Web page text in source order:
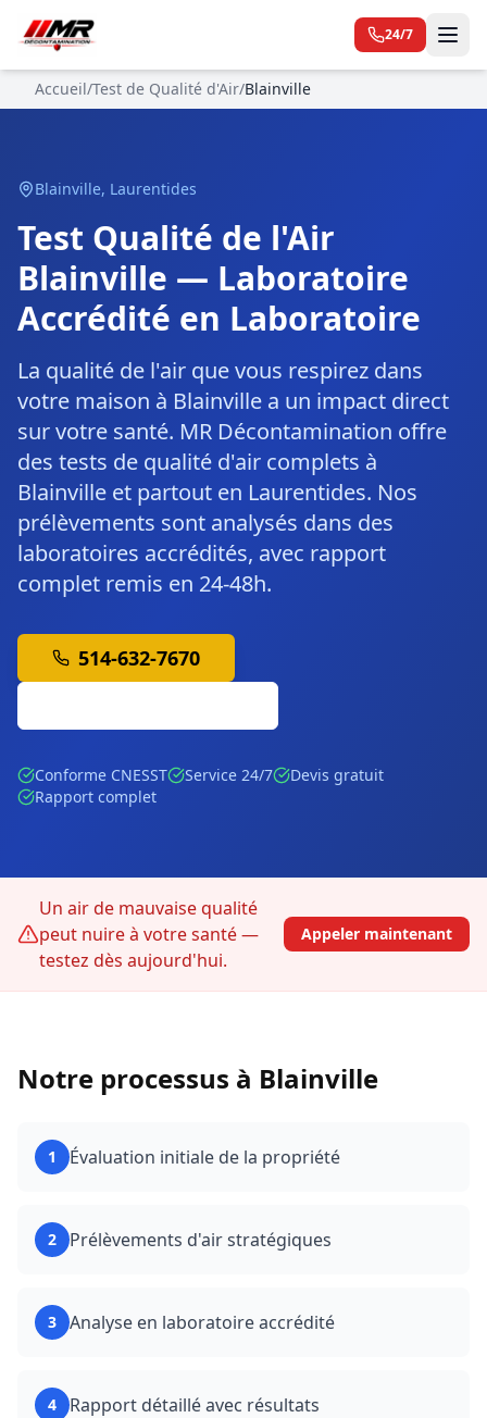
24/7
Accueil/Test de Qualité d'Air/Blainville
Blainville, Laurentides
Test Qualité de l'Air
Blainville — Laboratoire
Accrédité en Laboratoire
La qualité de l'air que vous respirez dans
votre maison à Blainville a un impact direct
sur votre santé. MR Décontamination offre
des tests de qualité d'air complets à
Blainville et partout en Laurentides. Nos
prélèvements sont analysés dans des
laboratoires accrédités, avec rapport
complet remis en 24-48h.
514-632-7670
Conforme CNESST Service 24/7
Devis gratuit
Rapport complet
Un air de mauvaise qualité
peut nuire à votre santé —
testez dès aujourd'hui.
Appeler maintenant
Notre processus à Blainville
1 Évaluation initiale de la propriété
2 Prélèvements d'air stratégiques
3 Analyse en laboratoire accrédité
4 Rapport détaillé avec résultats